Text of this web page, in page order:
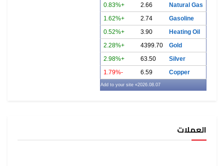
Natural Gas
2.66
+0.83%
Gasoline
2.74
+1.62%
Heating Oil
3.90
+0.52%
Gold
4399.70
+2.28%
Silver
63.50
+2.98%
Copper
6.59
-1.79%
2026.08.07
» Add to your site
العملات